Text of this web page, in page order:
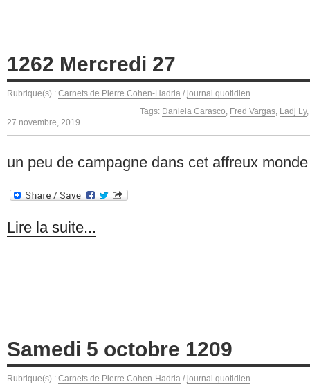
1262 Mercredi 27
Rubrique(s) : Carnets de Pierre Cohen-Hadria / journal quotidien
Tags: Daniela Carasco Fred Vargas Ladj Ly,
27 novembre, 2019
un peu de campagne dans cet affreux
Lire la suite...
Samedi 5 octobre 1209
Rubrique(s) : Carnets de Pierre Cohen-Hadria / journal quotidien